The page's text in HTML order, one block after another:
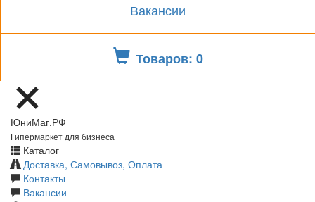
Вакансии
Товаров: 0
ЮниМаг.РФ
Гипермаркет для бизнеса
Каталог
Доставка, Самовывоз, Оплата
Контакты
Вакансии